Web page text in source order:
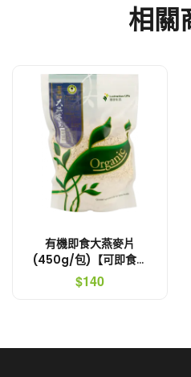
相關
有機即食大燕麥片
(450g/包)【可即食．
無農藥】
$140